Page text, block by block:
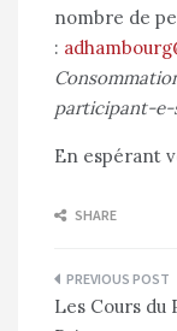
nombre de
:
participant-e-
En espérant
SHARE
de
Les Cours du